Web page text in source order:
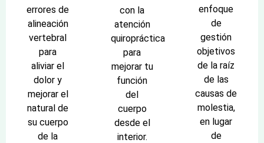
errores de
alineación
vertebral
para
aliviar el
dolor y
mejorar el
natural de
su cuerpo
de la
con la
atención
quiropráctica
para
mejorar tu
función
del
cuerpo
desde el
interior.
enfoque
de
gestión
objetivos
de la raíz
de las
causas de
molestia,
en lugar
de